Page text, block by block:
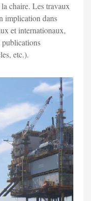
chaire. Les travaux
implication dans
et internationaux,
publications
etc.).